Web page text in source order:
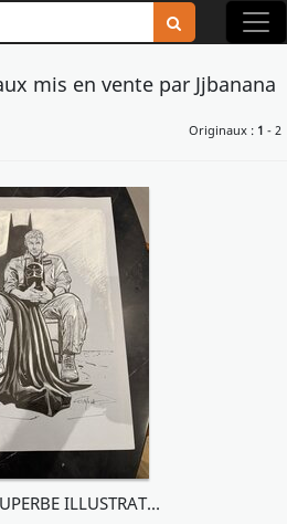
mis en vente par Jjbanana
Originaux : 1 - 2
Formosa SUPERBE ILLUSTRATION HOMMAGE